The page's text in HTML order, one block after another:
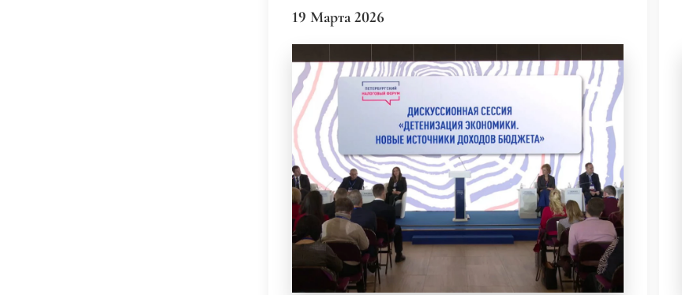
19 Марта 2026